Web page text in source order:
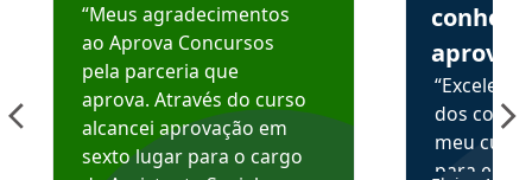
“Meus agradecimentos
ao Aprova Concursos
pela parceria que
aprova. Através do curso
alcancei aprovação em
sexto lugar para o cargo
aprova
dos
meu
para